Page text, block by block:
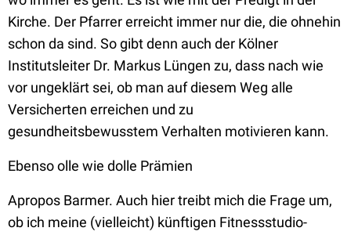
Kirche. Der Pfarrer erreicht immer nur die, die ohnehin
schon da sind. So gibt denn auch der Kölner
Institutsleiter Dr. Markus Lüngen zu, dass nach wie
vor ungeklärt sei, ob man auf diesem Weg alle
Versicherten erreichen und zu
gesundheitsbewusstem Verhalten motivieren kann.
Ebenso olle wie dolle Prämien
Apropos Barmer. Auch hier treibt mich die Frage um,
ob ich meine (vielleicht) künftigen Fitnessstudio-